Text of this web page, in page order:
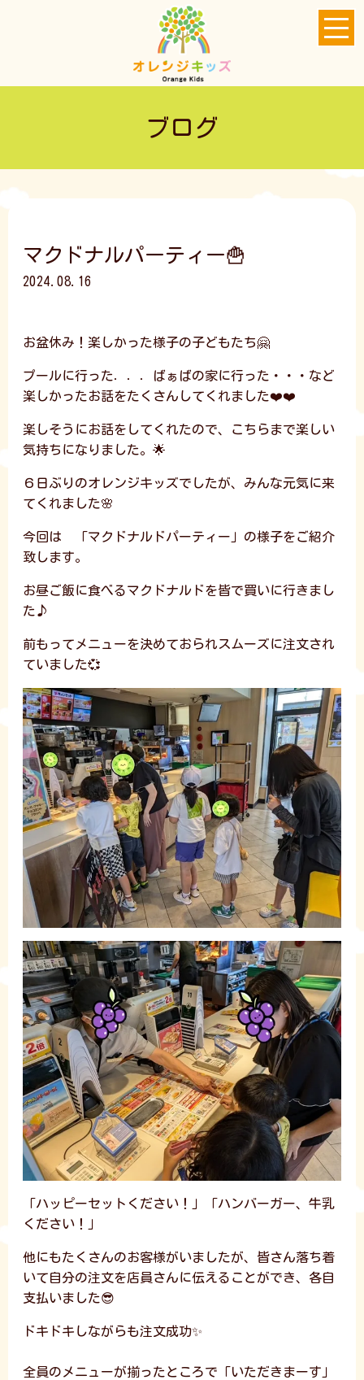
ブログ
マクドナルパーティー🍟
2024.08.16
お盆休み！楽しかった様子の子どもたち🤗
プールに行った．．．ばぁばの家に行った・・・など
楽しかったお話をたくさんしてくれました❤️❤️
楽しそうにお話をしてくれたので、こちらまで楽しい
気持ちになりました。🌟
６日ぶりのオレンジキッズでしたが、みんな元気に来
てくれました🌸
今回は 「マクドナルドパーティー」の様子をご紹介
致します。
お昼ご飯に食べるマクドナルドを皆で買いに行きまし
た♪
前もってメニューを決めておられスムーズに注文され
ていました💞
「ハッピーセットください！」「ハンバーガー、牛乳
ください！」
他にもたくさんのお客様がいましたが、皆さん落ち着
いて自分の注文を店員さんに伝えることができ、各自
支払いました😎
ドキドキしながらも注文成功✨
全員のメニューが揃ったところで「いただきまーす」